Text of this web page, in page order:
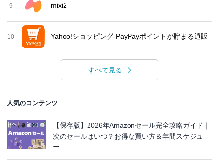
9 mixi2
10 Yahoo!ショッピング-PayPayポイントが貯まる通販
すべて見る
人気のコンテンツ
【保存版】2026年Amazonセール完全攻略ガイド｜
次のセールはいつ？お得な買い方＆年間スケジュ
ー...